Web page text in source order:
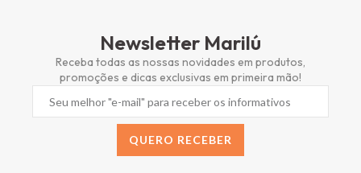
Newsletter Marilú
Receba todas as nossas novidades em produtos,
promoções e dicas exclusivas em primeira mão!
QUERO RECEBER